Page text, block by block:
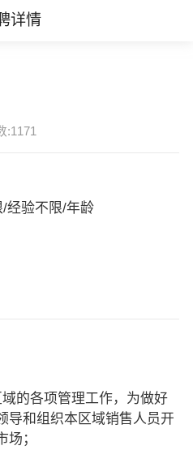
详情
:1171
经验不限/年龄
的各项管理工作，为做好
导和组织本区域销售人员开
；